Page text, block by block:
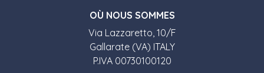
OÙ NOUS SOMMES
Via Lazzaretto, 10/F
Gallarate (VA) ITALY
P.IVA 00730100120